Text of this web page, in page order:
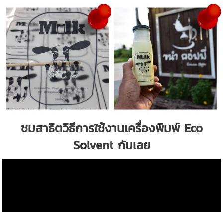
ชมสาธิตวิธีการใช้งานเครื่องพิมพ์ Eco
Solvent กันเลย